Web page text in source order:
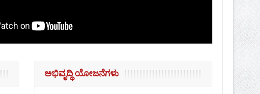
ಅಭಿವೃದ್ಧಿ ಯೋಜನೆಗಳು